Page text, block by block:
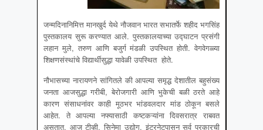
जन्मदिनानिमित्त मानखुर्द येथे नौजवान भारत सभातर्फे शहीद भगसिंह
पुस्तकालय सुरू करण्यात आले. पुस्तकालयाच्या उद्घाटन प्रसंगी
लहान मुले, तरुण आणि बजुर्ग मंडळी उपस्थित होती. वेगवेगळ्या
शिक्षणसंस्थांचे विद्यार्थीसुद्धा यावेळी उपस्थित होते.
नौभासच्या नारायणने सांगितले की आपल्या समृद्ध देशातील बहुसंख्य
जनता आजसुद्धा गरीबी, बेरोजगारी आणि भुकेची बळी ठरते आहे
कारण संसाधनांवर काही मूठभर भांडवलदार मांड ठोकून बसले
आहेत. ते आपल्या नफ्यासाठी कष्टकऱ्यांना दिवसरात्र राबवत
असतात. आज टीव्ही, सिनेमा उद्योग, इंटरनेटपासून सर्व प्रकारची